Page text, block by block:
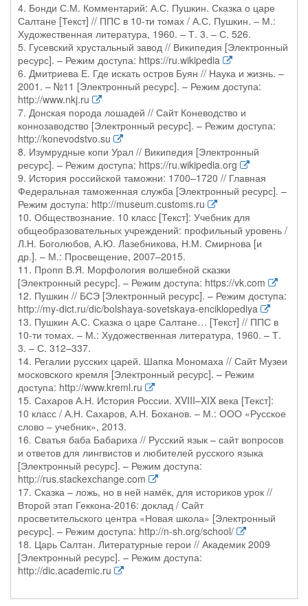
4. Бонди С.М. Комментарий: А.С. Пушкин. Сказка о царе
Салтане [Текст] // ППС в 10-ти томах / А.С. Пушкин. – М.:
Художественная литература, 1960. – Т. 3. – С. 526.
5. Гусевский хрустальный завод // Википедия [Электронный
ресурс]. – Режим доступа: https://ru.wikipedia
6. Дмитриева Е. Где искать остров Буян // Наука и жизнь. –
2001. – №11 [Электронный ресурс]. – Режим доступа:
http://www.nkj.ru
7. Донская порода лошадей // Сайт Коневодство и
коннозаводство [Электронный ресурс]. – Режим доступа:
http://konevodstvo.su
8. Изумрудные копи Урал // Википедия [Электронный
ресурс]. – Режим доступа: https://ru.wikipedia.org
9. История российской таможни: 1700–1720 // Главная
Федеральная таможенная служба [Электронный ресурс]. –
Режим доступа: http://museum.customs.ru
10. Обществознание. 10 класс [Текст]: Учебник для
общеобразовательных учреждений: профильный уровень /
Л.Н. Боголюбов, А.Ю. Лазебникова, Н.М. Смирнова [и
др.]. – М.: Просвещение, 2007–2015.
11. Пропп В.Я. Морфология волшебной сказки
[Электронный ресурс]. – Режим доступа: https://vk.com
12. Пушкин // БСЭ [Электронный ресурс]. – Режим доступа:
http://my-dict.ru/dic/bolshaya-sovetskaya-enciklopediya
13. Пушкин А.С. Сказка о царе Салтане… [Текст] // ППС в
10-ти томах. – М.: Художественная литература, 1960. – Т.
3. – С. 312–337.
14. Регалии русских царей. Шапка Мономаха // Сайт Музеи
московского кремля [Электронный ресурс]. – Режим
доступа: http://www.kreml.ru
15. Сахаров А.Н. История России. XVIII–XIX века [Текст]:
10 класс / А.Н. Сахаров, А.Н. Боханов. – М.: ООО «Русское
слово – учебник», 2013.
16. Сватья баба Бабариха // Русский язык – сайт вопросов
и ответов для лингвистов и любителей русского языка
[Электронный ресурс]. – Режим доступа:
http://rus.stackexchange.com
17. Сказка – ложь, но в ней намёк, для историков урок //
Второй этап Геккона-2016: доклад / Сайт
просветительского центра «Новая школа» [Электронный
ресурс]. – Режим доступа: http://n-sh.org/school/
18. Царь Салтан. Литературные герои // Академик 2009
[Электронный ресурс]. – Режим доступа:
http://dic.academic.ru